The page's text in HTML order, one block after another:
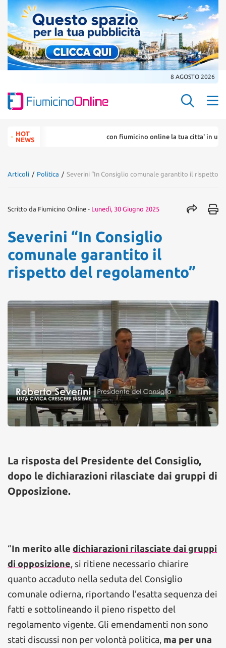
8 AGOSTO 2026
Search
for:HOT
NEWS
con fiumicino online la tua citta' in un ... click
Articoli / Politica / Severini “In Consiglio comunale garantito il rispetto
Scritto da Fiumicino Online - Lunedì, 30 Giugno 2025
Severini “In Consiglio
comunale garantito il
rispetto del regolamento”
La risposta del Presidente del Consiglio,
dopo le dichiarazioni rilasciate dai gruppi di
Opposizione.
“In merito alle dichiarazioni rilasciate dai gruppi
di opposizione , si ritiene necessario chiarire
quanto accaduto nella seduta del Consiglio
comunale odierna, riportando l’esatta sequenza dei
fatti e sottolineando il pieno rispetto del
regolamento vigente. Gli emendamenti non sono
stati discussi non per volontà politica, ma per una